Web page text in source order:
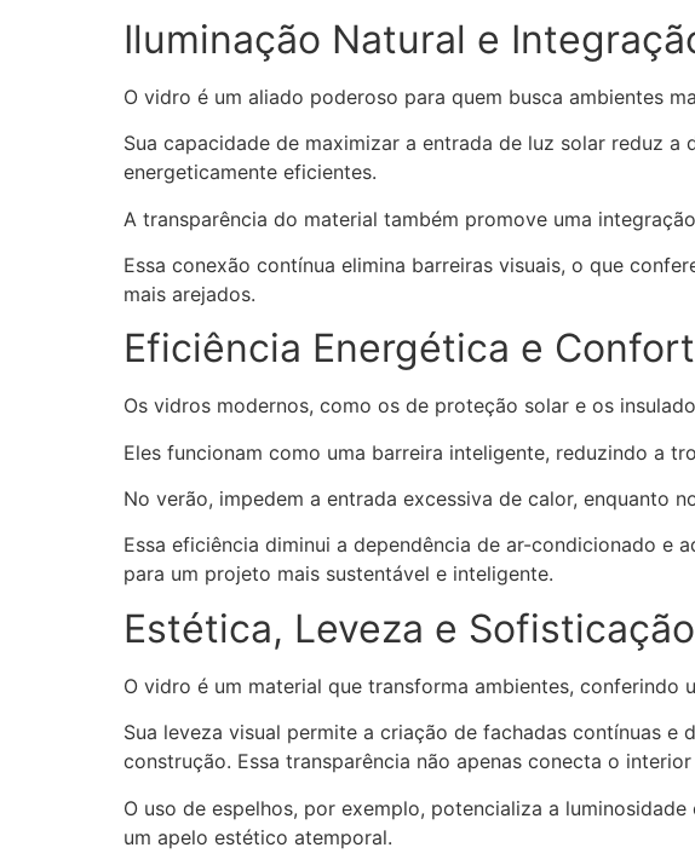
Iluminação Natural e
O vidro é um aliado poderoso para quem busca ambientes
Sua capacidade de maximizar a entrada de luz solar reduz
energeticamente eficientes.
A transparência do material também promove uma
Essa conexão contínua elimina barreiras visuais, o que
mais arejados.
Eficiência Energética e
Os vidros modernos, como os de proteção solar e os
Eles funcionam como uma barreira inteligente, reduzindo a
No verão, impedem a entrada excessiva de calor, enquanto
Essa eficiência diminui a dependência de ar-condicionado e
para um projeto mais sustentável e inteligente.
Estética, Leveza e Sofisticação
O vidro é um material que transforma ambientes,
Sua leveza visual permite a criação de fachadas contínuas
construção. Essa transparência não apenas conecta o
O uso de espelhos, por exemplo, potencializa a
um apelo estético atemporal.